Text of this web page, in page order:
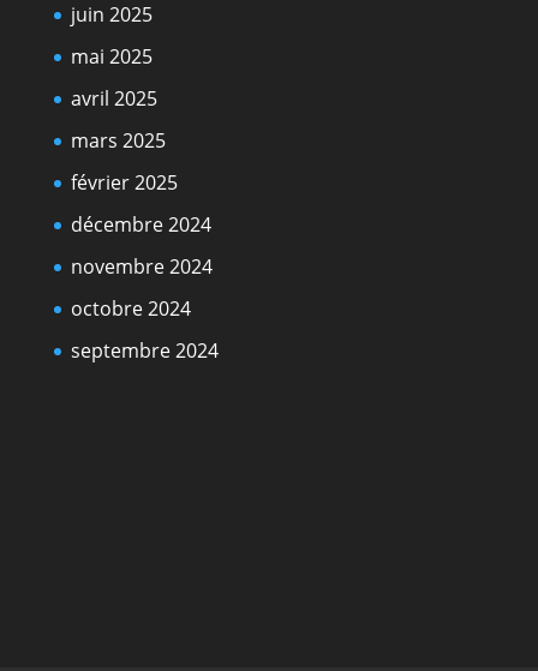
juin 2025
mai 2025
avril 2025
mars 2025
février 2025
décembre 2024
novembre 2024
octobre 2024
septembre 2024